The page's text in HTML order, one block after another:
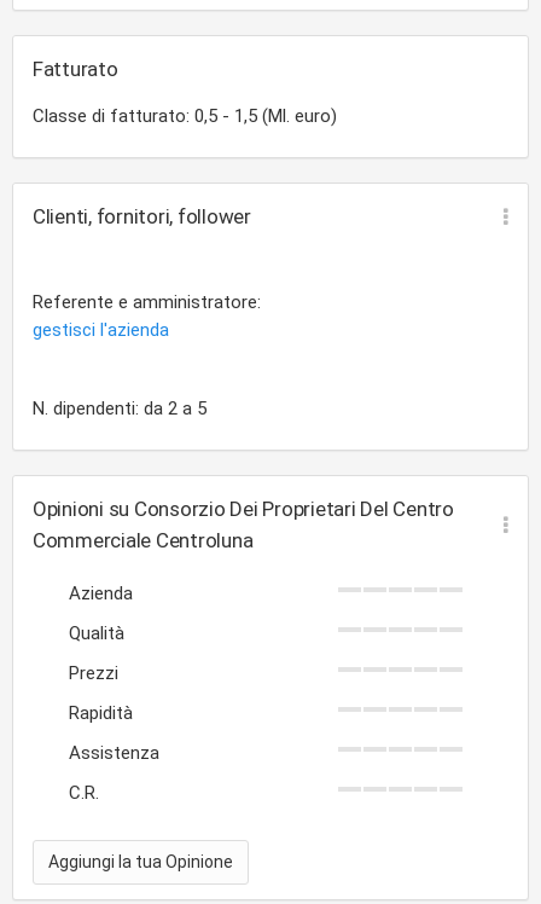
Fatturato
Classe di fatturato: 0,5 - 1,5 (Ml. euro)
Clienti, fornitori, follower
Referente e amministratore:
gestisci l'azienda
N. dipendenti: da 2 a 5
Opinioni su Consorzio Dei Proprietari Del Centro
Commerciale Centroluna
Azienda
Qualità
Prezzi
Rapidità
Assistenza
C.R.
Aggiungi la tua Opinione